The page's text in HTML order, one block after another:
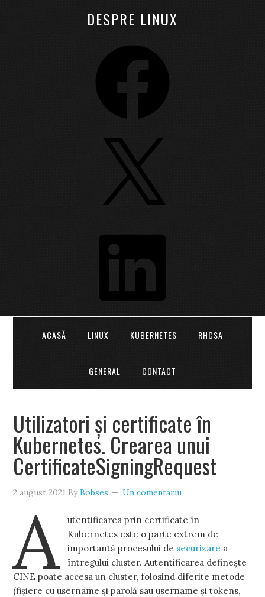
DESPRE LINUX
ACASĂ LINUX KUBERNETES RHCSA
GENERAL CONTACT
Utilizatori și certificate în
Kubernetes. Crearea unui
CertificateSigningRequest
2 august 2021 ByBobses Un comentariu
A
utentificarea prin certificate în
Kubernetes este o parte extrem de
importantă procesului de securizare a
întregului cluster. Autentificarea definește
CINE poate accesa un cluster, folosind diferite metode
(fișiere cu username și parolă sau username și tokens,